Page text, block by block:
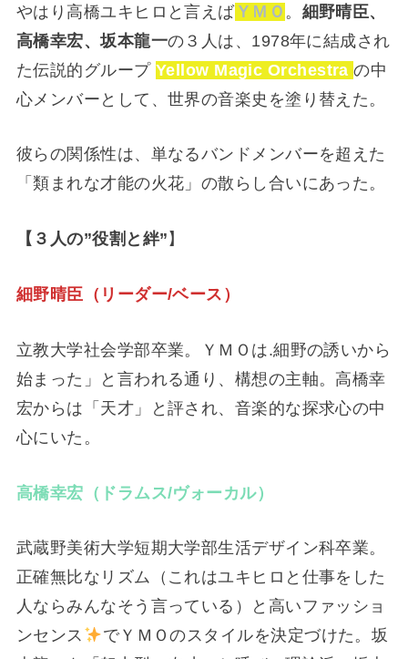
やはり高橋ユキヒロと言えばＹＭＯ 。 細野晴臣、
高橋幸宏、坂本龍一の３人は、1978年に結成され
た伝説的グループ Yellow Magic Orchestraの中
心メンバーとして、世界の音楽史を塗り替えた。
彼らの関係性は、単なるバンドメンバーを超えた
「類まれな才能の火花」の散らし合いにあった。
【３人の”役割と絆” 】
細野晴臣（リーダー/ベース）
立教大学社会学部卒業。ＹＭＯは.細野の誘いから
始まった」と言われる通り、構想の主軸。高橋幸
宏からは「天才」と評され、音楽的な探求心の中
心にいた。
高橋幸宏（ドラムス/ヴォーカル）
武蔵野美術大学短期大学部生活デザイン科卒業。
正確無比なリズム（これはユキヒロと仕事をした
人ならみんなそう言っている）と高いファッショ
ンセンス
でＹＭＯのスタイルを決定づけた。坂